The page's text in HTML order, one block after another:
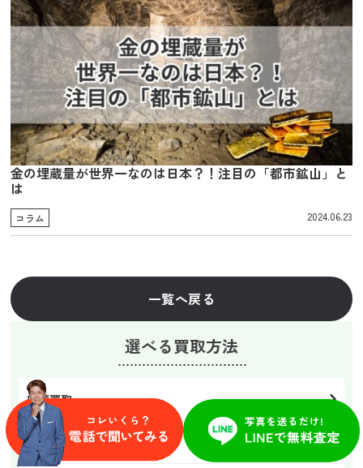
金の埋蔵量が世界一なのは日本？！注目の「都市鉱山」と
は
コラム 2024.06.23
一覧へ戻る
選べる買取方法
店頭買取
宅配買取